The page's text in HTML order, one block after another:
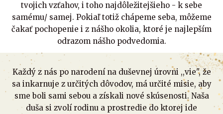
tvojich vzťahov, i toho najdôležitejšieho - k sebe
samému/ samej. Pokiaľ totiž chápeme seba, môžeme
čakať pochopenie i z nášho okolia, ktoré je najlepším
odrazom nášho podvedomia.
Každý z nás po narodení na duševnej úrovni ,,vie", že
sa inkarnuje z určitých dôvodov, má určité misie, aby
sme boli sami sebou a získali nové skúsenosti. Naša
duša si zvolí rodinu a prostredie do ktorej ide